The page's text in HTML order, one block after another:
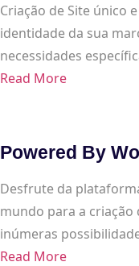
Criação de Site único
identidade da sua
necessidades
Read More
Powered By
Desfrute da
mundo para a criação
inúmeras
Read More